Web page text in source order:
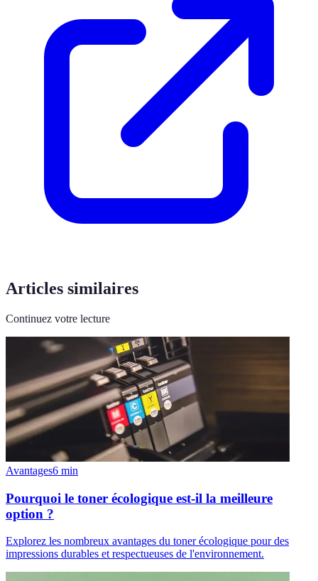
Articles similaires
Continuez votre lecture
Avantages6 min
Pourquoi le toner écologique est-il la meilleure
option ?
Explorez les nombreux avantages du toner écologique pour des
impressions durables et respectueuses de l'environnement.